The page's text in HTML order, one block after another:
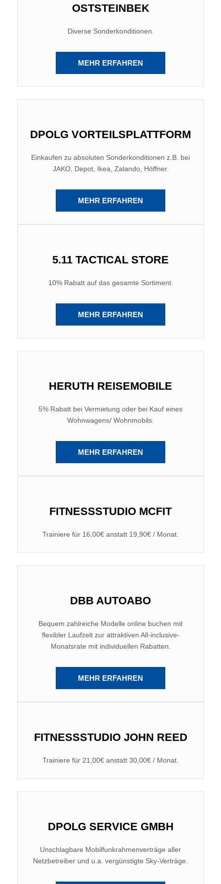
OSTSTEINBEK
Diverse Sonderkonditionen.
MEHR ERFAHREN
DPOLG VORTEILSPLATTFORM
Einkaufen zu absoluten Sonderkonditionen z.B. bei
JAKO, Depot, Ikea, Zalando, Höffner.
MEHR ERFAHREN
5.11 TACTICAL STORE
10% Rabatt auf das gesamte Sortiment.
MEHR ERFAHREN
HERUTH REISEMOBILE
5% Rabatt bei Vermietung oder bei Kauf eines
Wohnwagens/ Wohnmobils.
MEHR ERFAHREN
FITNESSSTUDIO MCFIT
Trainiere für 16,00€ anstatt 19,90€ / Monat.
DBB AUTOABO
Bequem zahlreiche Modelle online buchen mit
flexibler Laufzeit zur attraktiven All-inclusive-
Monatsrate mit individuellen Rabatten.
MEHR ERFAHREN
FITNESSSTUDIO JOHN REED
Trainiere für 21,00€ anstatt 30,00€ / Monat.
DPOLG SERVICE GMBH
Unschlagbare Mobilfunkrahmenverträge aller
Netzbetreiber und u.a. vergünstigte Sky-Verträge.